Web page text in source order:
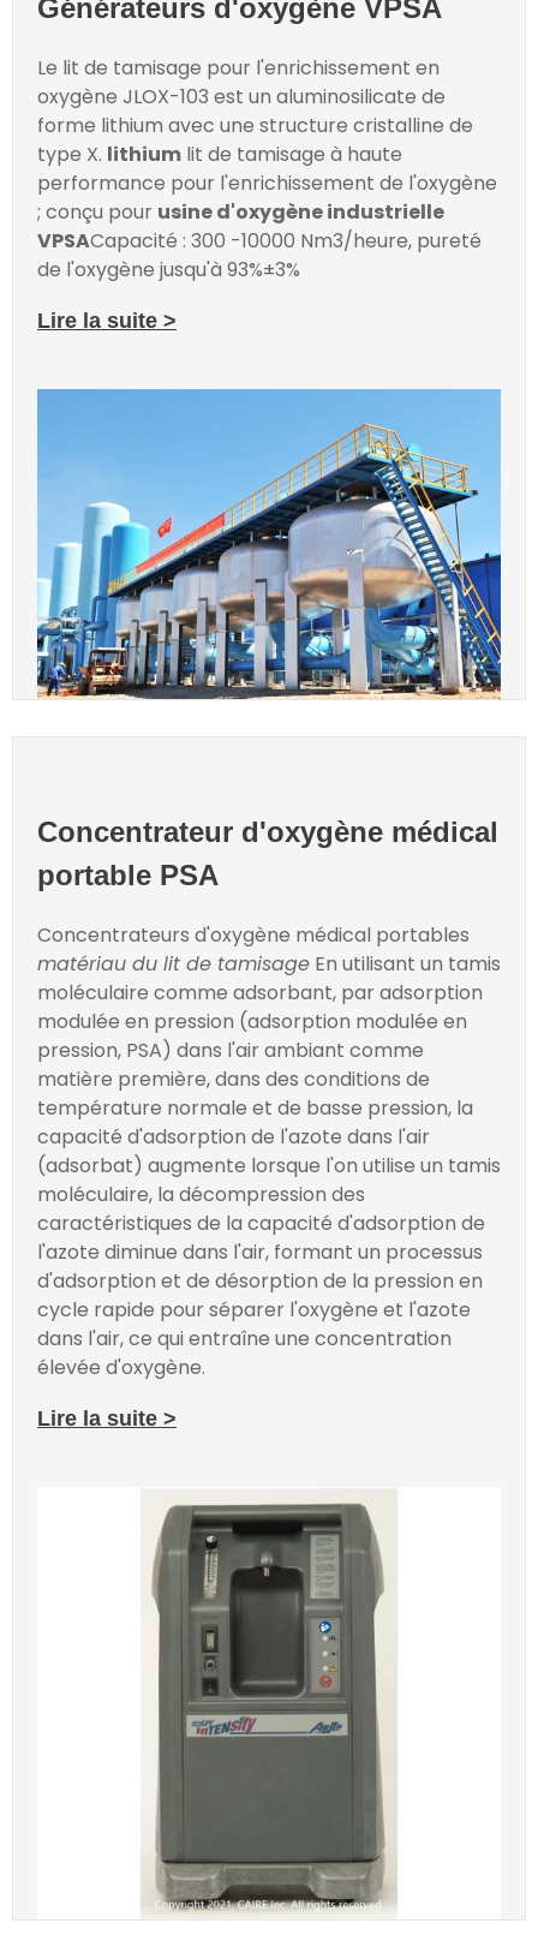
Générateurs d'oxygène VPSA
Le lit de tamisage pour l'enrichissement en
oxygène JLOX-103 est un aluminosilicate de
forme lithium avec une structure cristalline de
type X. lithium lit de tamisage à haute
performance pour l'enrichissement de l'oxygène
; conçu pour usine d'oxygène industrielle
VPSACapacité : 300 -10000 Nm3/heure, pureté
de l'oxygène jusqu'à 93%±3%
Lire la suite >
Concentrateur d'oxygène médical
portable PSA
Concentrateurs d'oxygène médical portables
matériau du lit de tamisage En utilisant un tamis
moléculaire comme adsorbant, par adsorption
modulée en pression (adsorption modulée en
pression, PSA) dans l'air ambiant comme
matière première, dans des conditions de
température normale et de basse pression, la
capacité d'adsorption de l'azote dans l'air
(adsorbat) augmente lorsque l'on utilise un tamis
moléculaire, la décompression des
caractéristiques de la capacité d'adsorption de
l'azote diminue dans l'air, formant un processus
d'adsorption et de désorption de la pression en
cycle rapide pour séparer l'oxygène et l'azote
dans l'air, ce qui entraîne une concentration
élevée d'oxygène.
Lire la suite >